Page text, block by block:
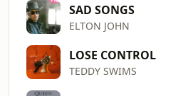
SAD SONGS
ELTON JOHN
LOSE CONTROL
TEDDY SWIMS